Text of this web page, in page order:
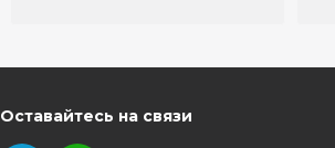
Оставайтесь на связи